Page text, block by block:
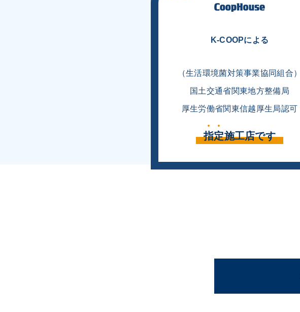
K-COOPによる
（生活環境菌対策事業協同組合）
国土交通省関東地方整備局
厚生労働省関東信越厚生局認可
指定施工店です